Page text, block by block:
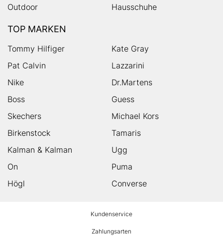
Outdoor
Hausschuhe
TOP MARKEN
Tommy Hilfiger
Kate Gray
Pat Calvin
Lazzarini
Nike
Dr.Martens
Boss
Guess
Skechers
Michael Kors
Birkenstock
Tamaris
Kalman & Kalman
Ugg
On
Puma
Högl
Converse
Kundenservice
Zahlungsarten